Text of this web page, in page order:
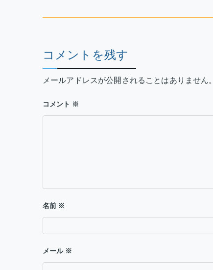
ビ
ゲ
ー
シ
コメントを残す
メールアドレスが公開されることはありません。
コメント ※
名前 ※
メール ※